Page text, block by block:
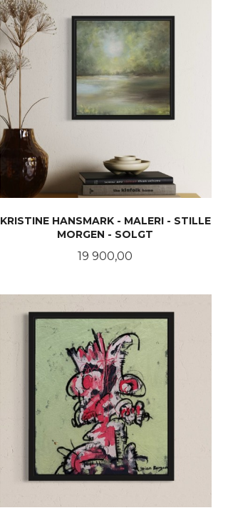
KRISTINE HANSMARK - MALERI - STILLE
MORGEN - SOLGT
Pris
19 900,00